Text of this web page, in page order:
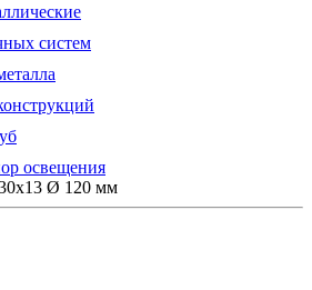
систем
освещения